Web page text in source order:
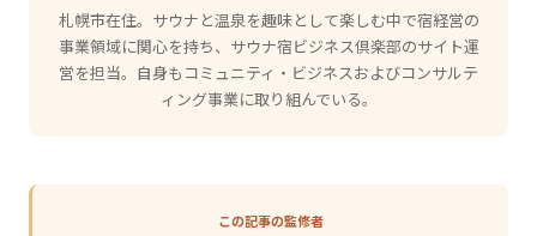
札幌市在住。サウナと温泉を趣味として楽しむ中で宿経営の
事業領域に関心を持ち、サウナ宿ビジネス倶楽部のサイト運
営を担当。自身もコミュニティ・ビジネスおよびコンサルテ
ィング事業に取り組んでいる。
この記事の監修者